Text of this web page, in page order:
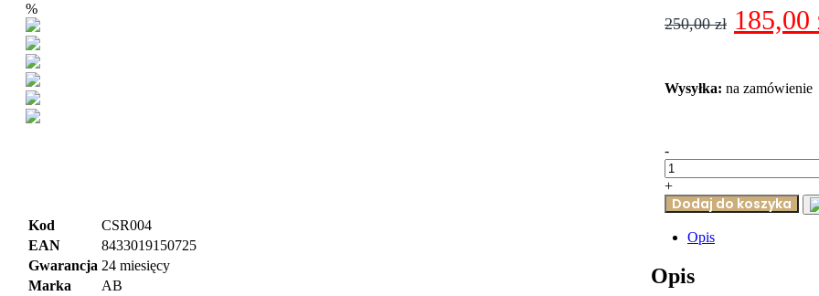
%
250,00zł 185,00
Wysyłka: na zamówienie
-
ilość
AB
Płytki
ścienne
CAESAR
Track
Moon
30x90
+
Dodaj do koszyka
Kod
CSR004
EAN
8433019150725
Gwarancja 24 miesięcy
Marka
AB
Opis
Opis